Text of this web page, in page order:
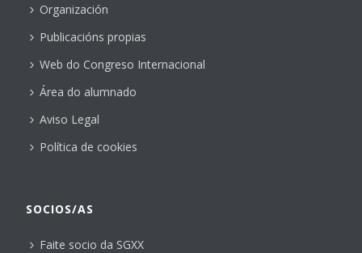
Organización
Publicacións propias
Web do Congreso Internacional
Área do alumnado
Aviso Legal
Política de cookies
SOCIOS/AS
Faite socio da SGXX